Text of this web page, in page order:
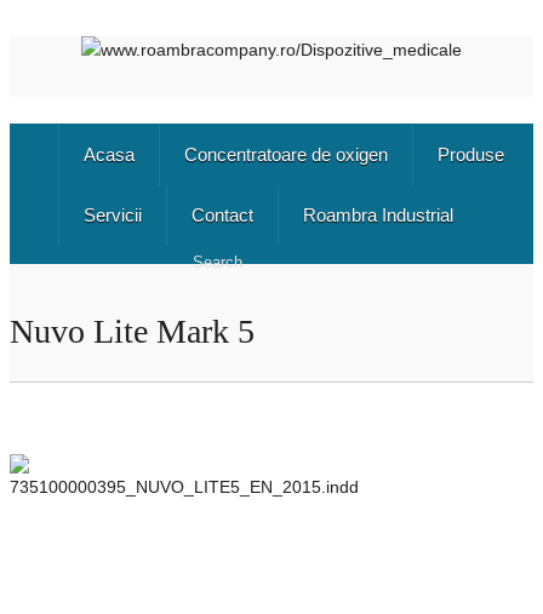
Acasa Concentratoare de oxigen Produse
Servicii Contact Roambra Industrial
Nuvo Lite Mark 5